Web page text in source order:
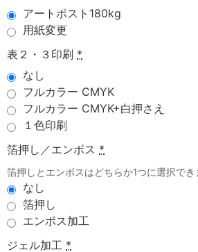
アートポスト180kg
用紙変更
表２・３印刷 *
なし
フルカラー CMYK
フルカラー CMYK+白押さえ
１色印刷
箔押し／エンボス *
箔押しとエンボスはどちらか1つに選択でき
なし
箔押し
エンボス加工
ジェル加工 *